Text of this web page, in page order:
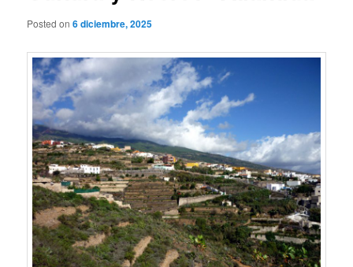
Posted on6 diciembre, 2025